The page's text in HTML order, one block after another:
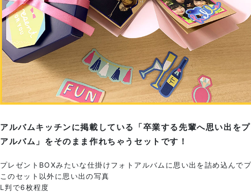
アルバムキッチンに掲載している「卒業する先輩へ思い出を
アルバム」をそのまま作れちゃうセットです！
プレゼントBOXみたいな仕掛けフォトアルバムに思い出を詰め込んで
このセット以外に思い出の写真
L判で6枚程度